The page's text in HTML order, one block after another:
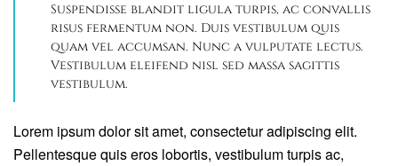
Suspendisse blandit ligula turpis, ac convallis
risus fermentum non. Duis vestibulum quis
quam vel accumsan. Nunc a vulputate lectus.
Vestibulum eleifend nisl sed massa sagittis
vestibulum.
Lorem ipsum dolor sit amet, consectetur adipiscing elit.
Pellentesque quis eros lobortis, vestibulum turpis ac,